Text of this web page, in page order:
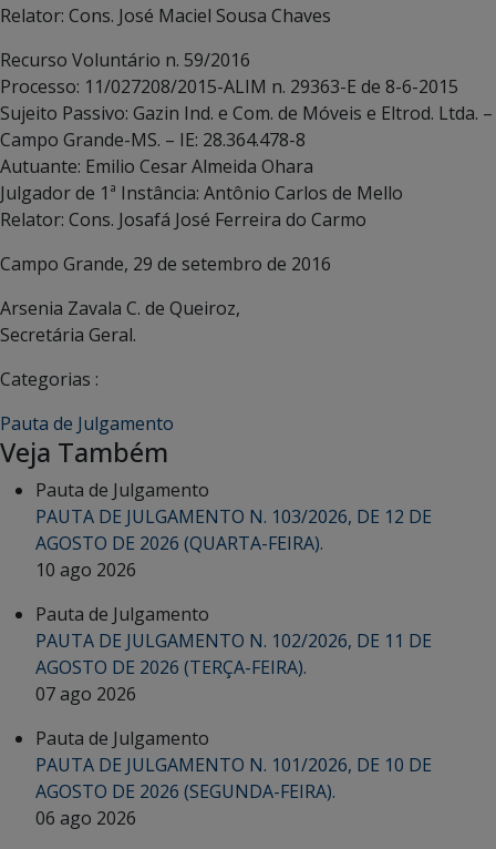
Relator: Cons. José Maciel Sousa Chaves
Recurso Voluntário n. 59/2016
Processo: 11/027208/2015-ALIM n. 29363-E de 8-6-2015
Sujeito Passivo: Gazin Ind. e Com. de Móveis e Eltrod. Ltda. –
Campo Grande-MS. – IE: 28.364.478-8
Autuante: Emilio Cesar Almeida Ohara
Julgador de 1ª Instância: Antônio Carlos de Mello
Relator: Cons. Josafá José Ferreira do Carmo
Campo Grande, 29 de setembro de 2016
Arsenia Zavala C. de Queiroz,
Secretária Geral.
Categorias :
Pauta de Julgamento
Veja Também
Pauta de Julgamento
PAUTA DE JULGAMENTO N. 103/2026, DE 12 DE
AGOSTO DE 2026 (QUARTA-FEIRA).
10 ago 2026
Pauta de Julgamento
PAUTA DE JULGAMENTO N. 102/2026, DE 11 DE
AGOSTO DE 2026 (TERÇA-FEIRA).
07 ago 2026
Pauta de Julgamento
PAUTA DE JULGAMENTO N. 101/2026, DE 10 DE
AGOSTO DE 2026 (SEGUNDA-FEIRA).
06 ago 2026